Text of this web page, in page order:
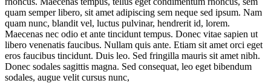
quam semper libero, sit amet adipiscing sem neque sed ipsum. Nam
quam nunc, blandit vel, luctus pulvinar, hendrerit id, lorem.
Maecenas nec odio et ante tincidunt tempus. Donec vitae sapien ut
libero venenatis faucibus. Nullam quis ante. Etiam sit amet orci eget
eros faucibus tincidunt. Duis leo. Sed fringilla mauris sit amet nibh.
Donec sodales sagittis magna. Sed consequat, leo eget bibendum
sodales, augue velit cursus nunc,